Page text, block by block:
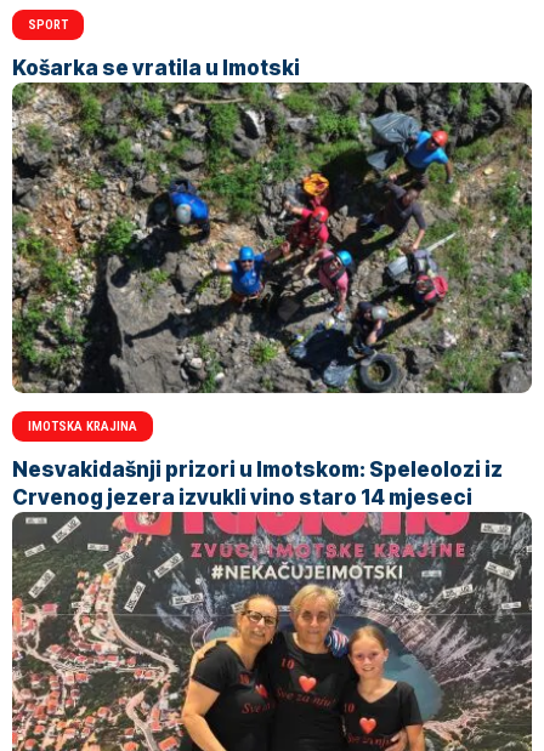
SPORT
Košarka se vratila u Imotski
IMOTSKA KRAJINA
Nesvakidašnji prizori u Imotskom: Speleolozi iz
Crvenog jezera izvukli vino staro 14 mjeseci